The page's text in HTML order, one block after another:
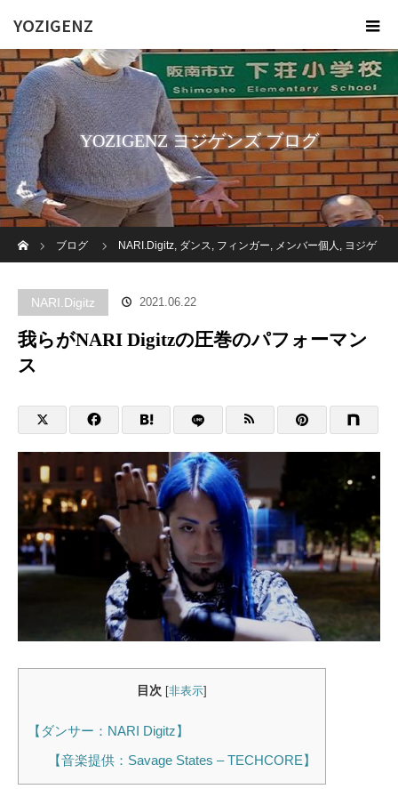
YOZIGENZ
YOZIGENZ ヨジゲンズ ブログ
ブログ
NARI.Digitz, ダンス, フィンガー, メンバー個人 , ヨジゲ
NARI.Digitz 2021.06.22
我らがNARI Digitzの圧巻のパフォーマン
ス
目次 非表示
【ダンサー：NARI Digitz】
【音楽提供：Savage States – TECHCORE】